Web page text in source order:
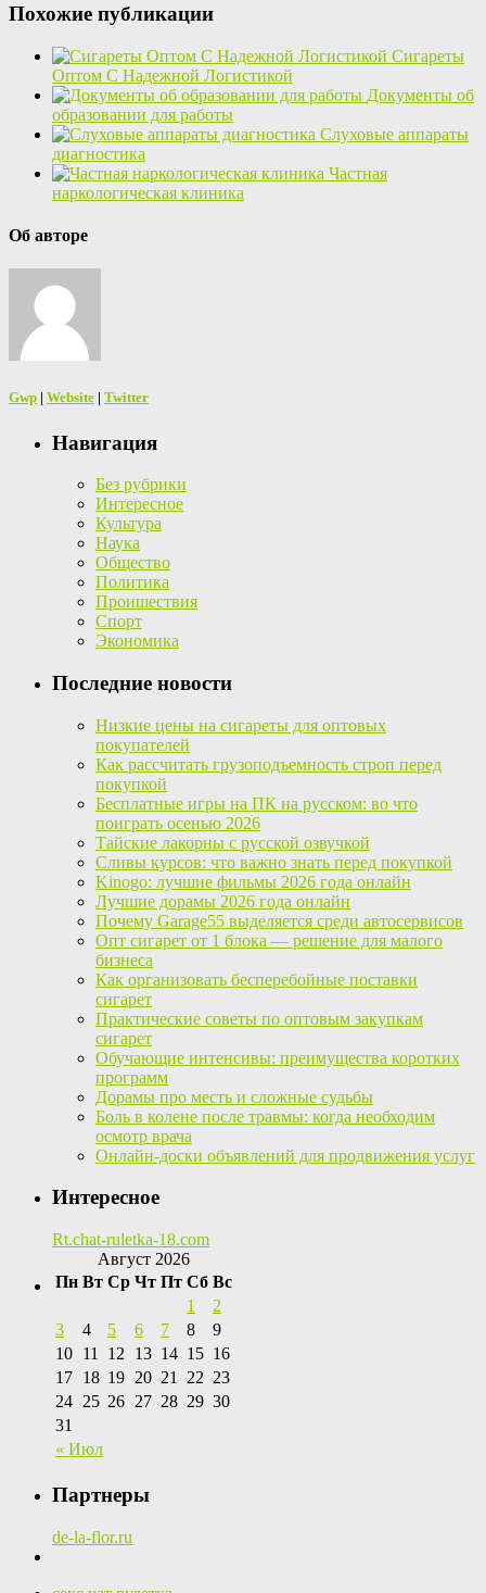
Похожие публикации
Сигареты
Оптом С Надежной Логистикой
Документы об
образовании для работы
Слуховые аппараты
диагностика
Частная
наркологическая клиника
Об авторе
Gwp | Website | Twitter
Навигация
Без рубрики
Интересное
Культура
Наука
Общество
Политика
Проишествия
Спорт
Экономика
Последние новости
Низкие цены на сигареты для оптовых
покупателей
Как рассчитать грузоподъемность строп перед
покупкой
Бесплатные игры на ПК на русском: во что
поиграть осенью 2026
Тайские лакорны с русской озвучкой
Сливы курсов: что важно знать перед покупкой
Kinogo: лучшие фильмы 2026 года онлайн
Лучшие дорамы 2026 года онлайн
Почему Garage55 выделяется среди автосервисов
Опт сигарет от 1 блока — решение для малого
бизнеса
Как организовать бесперебойные поставки
сигарет
Практические советы по оптовым закупкам
сигарет
Обучающие интенсивы: преимущества коротких
программ
Дорамы про месть и сложные судьбы
Боль в колене после травмы: когда необходим
осмотр врача
Онлайн-доски объявлений для продвижения услуг
Интересное
Rt.chat-ruletka-18.com
Август 2026
Пн Вт Ср Чт Пт Сб Вс
« Июл
1
2
3
4 5 6 7 8
9
10 11 12 13 14 15 16
17 18 19 20 21 22 23
24 25 26 27 28 29 30
31
Партнеры
de-la-flor.ru